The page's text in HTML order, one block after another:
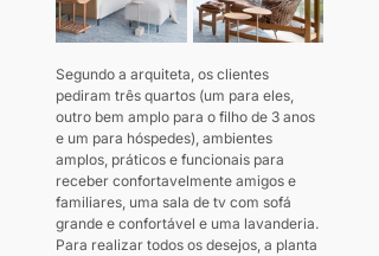
Segundo a arquiteta, os clientes
pediram três quartos (um para eles,
outro bem amplo para o filho de 3 anos
e um para hóspedes), ambientes
amplos, práticos e funcionais para
receber confortavelmente amigos e
familiares, uma sala de tv com sofá
grande e confortável e uma lavanderia.
Para realizar todos os desejos, a planta